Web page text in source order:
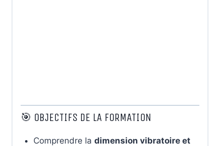
🎯 OBJECTIFS DE LA FORMATION
Comprendre la dimension vibratoire et